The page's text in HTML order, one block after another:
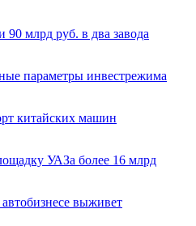
90 млрд руб. в два завода
параметры инвестрежима
китайских машин
УАЗа более 16 млрд
выживет